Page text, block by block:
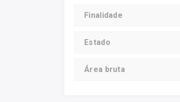
Finalidade
Estado
Área bruta